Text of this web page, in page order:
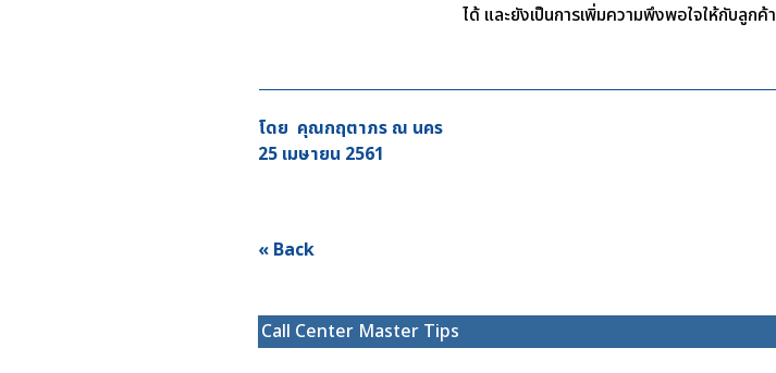
ได้ และยังเป็นการเพิ่มความพึงพอใจให้กับลูกค้า
โดย คุณกฤตาภร ณ นคร
25 เมษายน 2561
« Back
Call Center Master Tips